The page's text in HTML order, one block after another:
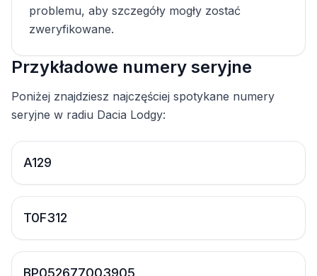
problemu, aby szczegóły mogły zostać
zweryfikowane.
Przykładowe numery seryjne
Poniżej znajdziesz najczęściej spotykane numery
seryjne w radiu Dacia Lodgy:
A129
T0F312
BP052677003905